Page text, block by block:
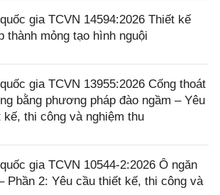
gia TCVN 14594:2026 Thiết kế
thành mỏng tạo hình nguội
gia TCVN 13955:2026 Cống thoát
bằng phương pháp đào ngầm – Yêu
kế, thi công và nghiệm thu
gia TCVN 10544-2:2026 Ô ngăn
Phần 2: Yêu cầu thiết kế, thi công và